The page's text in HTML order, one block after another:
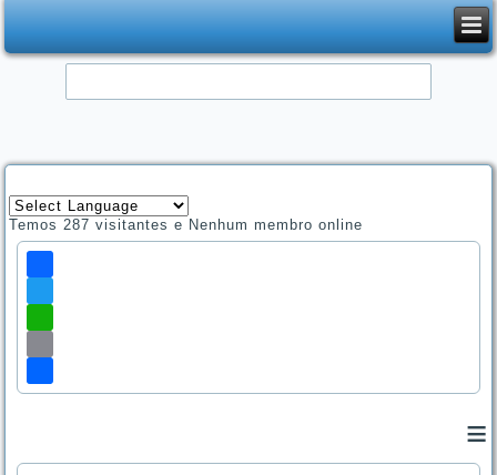
Temos 287 visitantes e Nenhum membro online
Share
≡